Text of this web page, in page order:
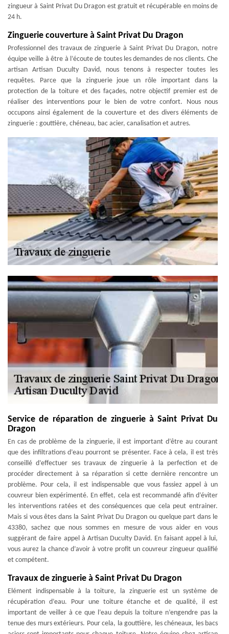
zingueur à Saint Privat Du Dragon est gratuit et récupérable en moins de
24 h.
Zinguerie couverture à Saint Privat Du Dragon
Professionnel des travaux de zinguerie à Saint Privat Du Dragon, notre
équipe veille à être à l’écoute de toutes les demandes de nos clients. Che
artisan Artisan Duculty David, nous tenons à respecter toutes les
requêtes. Parce que la zinguerie joue un rôle important dans la
protection de la toiture et des façades, notre objectif premier est de
réaliser des interventions pour le bien de votre confort. Nous nous
occupons ainsi également de la couverture et des divers éléments de
zinguerie : gouttière, chéneau, bac acier, canalisation et autres.
Service de réparation de zinguerie à Saint Privat Du
Dragon
En cas de problème de la zinguerie, il est important d’être au courant
que des infiltrations d’eau pourront se présenter. Face à cela, il est très
conseillé d’effectuer ses travaux de zinguerie à la perfection et de
procéder directement à sa réparation si cette dernière rencontre un
problème. Pour cela, il est indispensable que vous fassiez appel à un
couvreur bien expérimenté. En effet, cela est recommandé afin d’éviter
les interventions ratées et des conséquences que cela peut entrainer.
Mais si vous êtes dans la Saint Privat Du Dragon ou quelque part dans le
43380, sachez que nous sommes en mesure de vous aider en vous
suggérant de faire appel à Artisan Duculty David. En faisant appel à lui,
vous aurez la chance d’avoir à votre profit un couvreur zingueur qualifié
et compétent.
Travaux de zinguerie à Saint Privat Du Dragon
Elément indispensable à la toiture, la zinguerie est un système de
récupération d’eau. Pour une toiture étanche et de qualité, il est
important de veiller à ce que l’eau depuis la toiture n’engendre pas la
tenue des murs extérieurs. Pour cela, la gouttière, les chéneaux, les bacs